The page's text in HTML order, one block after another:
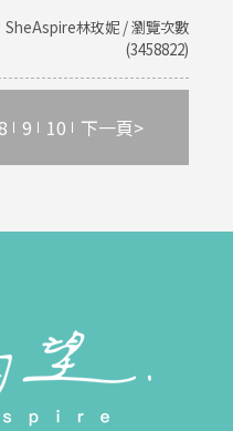
SheAspire林玫妮 / 瀏覽次數
(3458822)
8 9 10 下一頁>